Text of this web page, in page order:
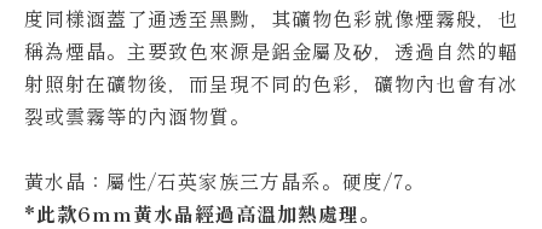
度同樣涵蓋了通透至黑黝，其礦物色彩就像煙霧般，也
稱為煙晶。 主要致色來源是鋁金屬及矽，透過自然的輻
射照射在礦物後，而呈現不同的色彩，礦物內也會有冰
裂或雲霧等的內涵物質。
黃水晶：屬性/石英家族三方晶系。硬度/7。
*此款6mm黃水晶經過高溫加熱處理。